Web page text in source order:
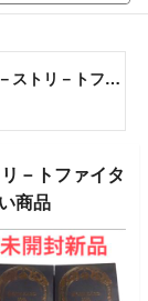
ストリ－トファイタ－４／ス－パ－ストリ－トファイタ－４オフィシャルコンプリ－トワ
－トファイタ
商品